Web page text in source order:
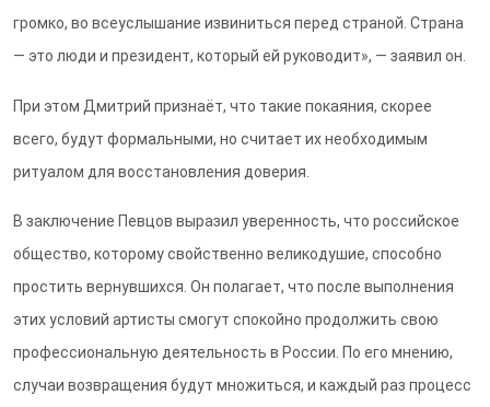
громко, во всеуслышание извиниться перед страной. Страна
— это люди и президент, который ей руководит», — заявил он.
При этом Дмитрий признаёт, что такие покаяния, скорее
всего, будут формальными, но считает их необходимым
ритуалом для восстановления доверия.
В заключение Певцов выразил уверенность, что российское
общество, которому свойственно великодушие, способно
простить вернувшихся. Он полагает, что после выполнения
этих условий артисты смогут спокойно продолжить свою
профессиональную деятельность в России. По его мнению,
случаи возвращения будут множиться, и каждый раз процесс